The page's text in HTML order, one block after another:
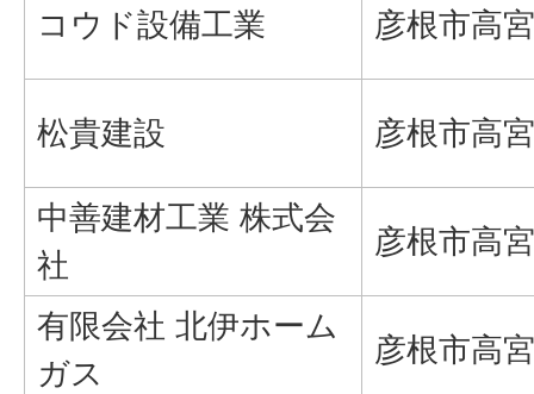
コウド設備工業 彦根市高
松貴建設 彦根市高
中善建材工業 株式会
社
彦根市高
有限会社 北伊ホーム
ガス
彦根市高